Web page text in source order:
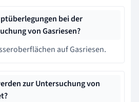
bei der
von Gasriesen?
auf Gasriesen.
zur Untersuchung von